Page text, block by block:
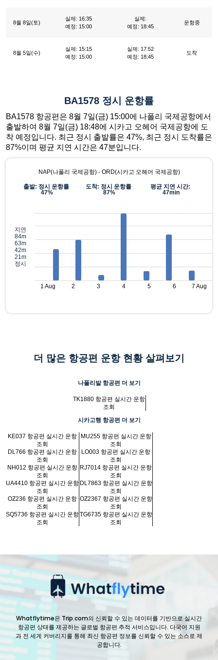
8월 8일(토)
실제: 16:35
예정: 15:00
실제:
예정: 18:45
운항중
8월 5일(수)
실제: 15:15
예정: 15:00
실제: 17:52
예정: 18:45
도착
BA1578 정시 운항률
BA1578 항공편은 8월 7일(금) 15:00에 나폴리 국제공항에서
출발하여 8월 7일(금) 18:48에 시카고 오헤어 국제공항에 도
착 예정입니다. 최근 정시 출발률은 47%, 최근 정시 도착률은
87%이며 평균 지연 시간은 47분입니다.
NAP(나폴리 국제공항) - ORD(시카고 오헤어 국제공항)
출발: 정시 운항률
47%
도착: 정시 운항률
87%
평균 지연 시간:
47min
지연
84m
63m
42m
21m
정시
1 Aug 2 3 4 5 6 7 Aug
더 많은 항공편 운항 현황 살펴보기
나폴리발 항공편 더 보기
TK1880 항공편 실시간 운항
조회
시카고행 항공편 더 보기
KE037 항공편 실시간 운항
조회
MU255 항공편 실시간 운항
조회
DL766 항공편 실시간 운항
조회
LO003 항공편 실시간 운항
조회
NH012 항공편 실시간 운항
조회
RJ7014 항공편 실시간 운항
조회
UA4410 항공편 실시간 운항
조회
DL7863 항공편 실시간 운항
조회
OZ236 항공편 실시간 운항
조회
OZ2367 항공편 실시간 운항
조회
SQ5736 항공편 실시간 운항
조회
TG6735 항공편 실시간 운항
조회
Whatflytime은 Trip.com의 신뢰할 수 있는 데이터를 기반으로 실시간
항공편 상태를 제공하는 글로벌 항공편 추적 서비스입니다. 다국어 지원
과 전 세계 커버리지를 통해 최신 항공편 정보를 신뢰할 수 있는 소스로 제
공합니다.